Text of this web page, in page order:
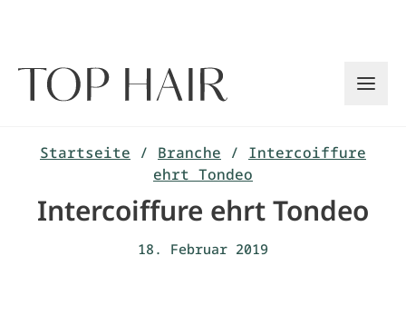
Startseite / Branche / Intercoiffure
ehrt Tondeo
Intercoiffure ehrt Tondeo
18. Februar 2019